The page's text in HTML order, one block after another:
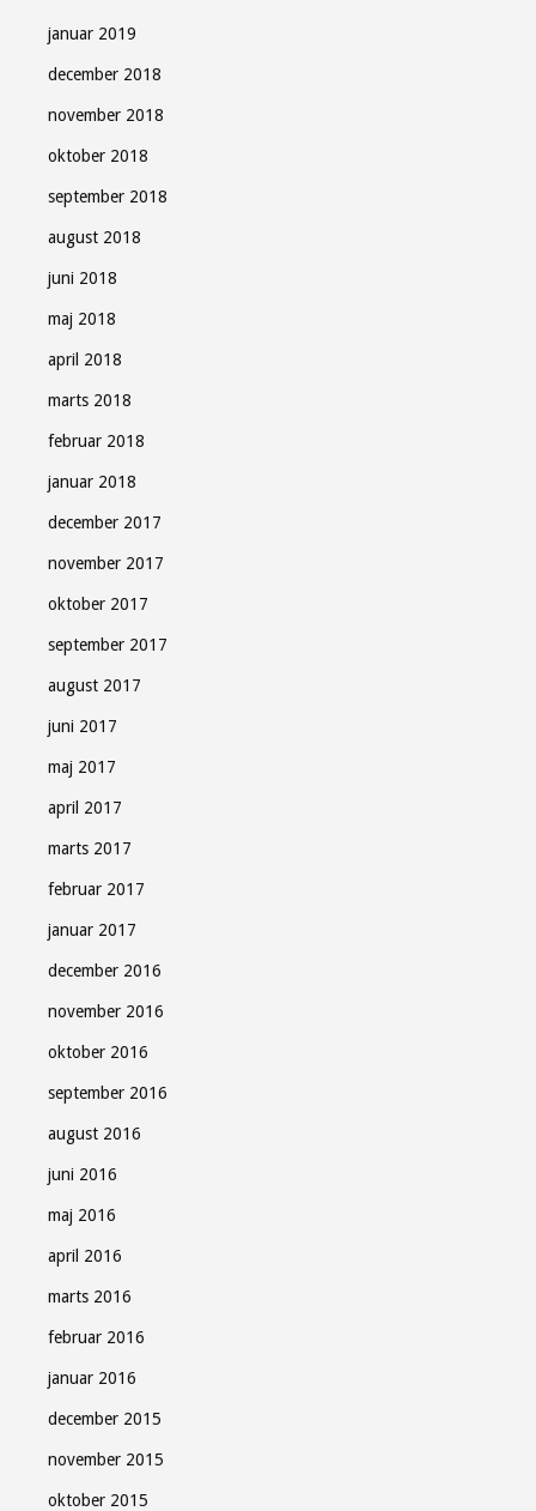
januar 2019
december 2018
november 2018
oktober 2018
september 2018
august 2018
juni 2018
maj 2018
april 2018
marts 2018
februar 2018
januar 2018
december 2017
november 2017
oktober 2017
september 2017
august 2017
juni 2017
maj 2017
april 2017
marts 2017
februar 2017
januar 2017
december 2016
november 2016
oktober 2016
september 2016
august 2016
juni 2016
maj 2016
april 2016
marts 2016
februar 2016
januar 2016
december 2015
november 2015
oktober 2015